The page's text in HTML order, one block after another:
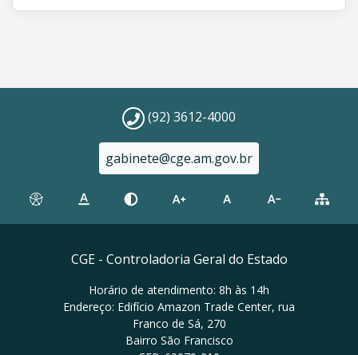
(92) 3612-4000
gabinete@cge.am.gov.br
CGE - Controladoria Geral do Estado
Horário de atendimento: 8h às 14h
Endereço: Edifício Amazon Trade Center, rua
Franco de Sá, 270
Bairro São Francisco